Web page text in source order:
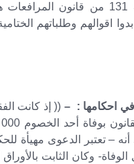
مهيأة للحكم قد أوضحت
اقوالهم وطلباتهم
احكامها : –
على أنه – تعتبر الدعوى